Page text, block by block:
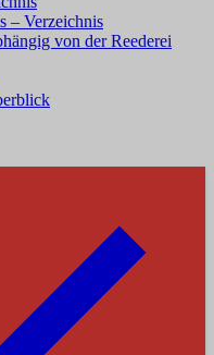
– Verzeichnis
von der Reederei